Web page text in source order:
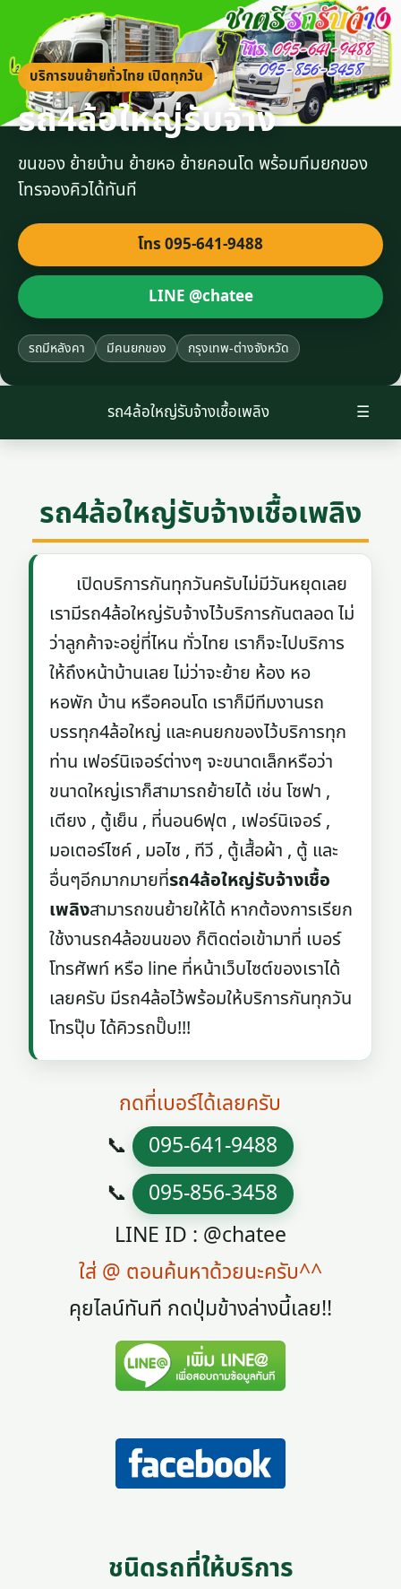
บริการขนย้ายทั่วไทย เปิดทุกวัน
รถ4ล้อใหญ่รับจ้าง
ขนของ ย้ายบ้าน ย้ายหอ ย้ายคอนโด พร้อมทีมยกของ
โทรจองคิวได้ทันที
โทร 095-641-9488
LINE @chatee
รถมีหลังคา มีคนยกของ กรุงเทพ-ต่างจังหวัด
☰
รถ4ล้อใหญ่รับจ้างเชื้อเพลิง
รถ4ล้อใหญ่รับจ้างเชื้อเพลิง
เปิดบริการกันทุกวันครับไม่มีวันหยุดเลย
เรามีรถ4ล้อใหญ่รับจ้างไว้บริการกันตลอด ไม่
ว่าลูกค้าจะอยู่ที่ไหน ทั่วไทย เราก็จะไปบริการ
ให้ถึงหน้าบ้านเลย ไม่ว่าจะย้าย ห้อง หอ
หอพัก บ้าน หรือคอนโด เราก็มีทีมงานรถ
บรรทุก4ล้อใหญ่ และคนยกของไว้บริการทุก
ท่าน เฟอร์นิเจอร์ต่างๆ จะขนาดเล็กหรือว่า
ขนาดใหญ่เราก็สามารถย้ายได้ เช่น โซฟา ,
เตียง , ตู้เย็น , ที่นอน6ฟุต , เฟอร์นิเจอร์ ,
มอเตอร์ไซค์ , มอไซ , ทีวี , ตู้เสื้อผ้า , ตู้ และ
อื่นๆอีกมากมายที่รถ4ล้อใหญ่รับจ้างเชื้อ
เพลิงสามารถขนย้ายให้ได้ หากต้องการเรียก
ใช้งานรถ4ล้อขนของ ก็ติดต่อเข้ามาที่ เบอร์
โทรศัพท์ หรือ line ที่หน้าเว็บไซต์ของเราได้
เลยครับ มีรถ4ล้อไว้พร้อมให้บริการกันทุกวัน
โทรปุ๊บ ได้คิวรถปั๊บ!!!
กดที่เบอร์ได้เลยครับ
📞 095-641-9488
📞 095-856-3458
LINE ID : @chatee
ใส่ @ ตอนค้นหาด้วยนะครับ^^
คุยไลน์ทันที กดปุ่มข้างล่างนี้เลย!!
ชนิดรถที่ให้บริการ